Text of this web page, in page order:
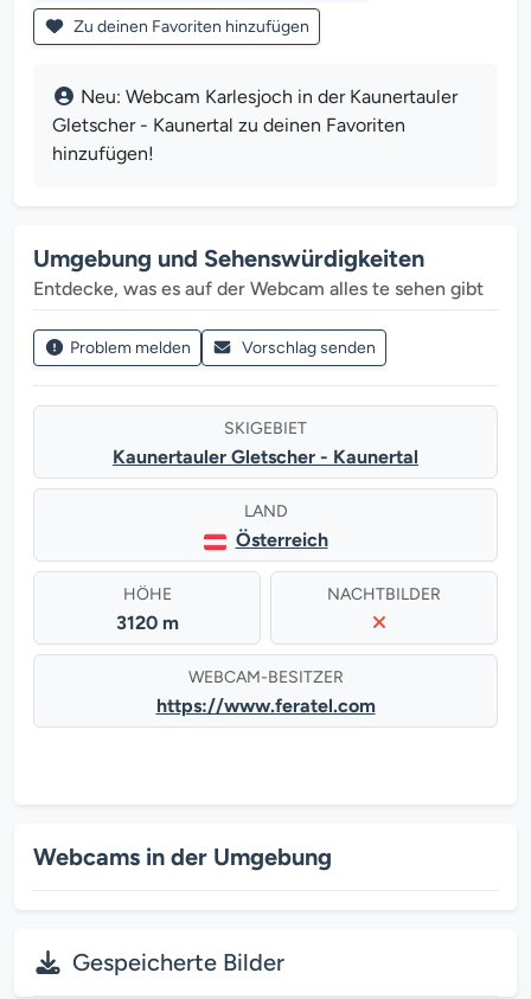
Zu deinen Favoriten hinzufügen
Neu: Webcam Karlesjoch in der Kaunertauler
Gletscher - Kaunertal zu deinen Favoriten
hinzufügen!
Umgebung und Sehenswürdigkeiten
Entdecke, was es auf der Webcam alles te sehen gibt
Problem melden Vorschlag senden
SKIGEBIET
Kaunertauler Gletscher - Kaunertal
LAND
Österreich
HÖHE
3120 m
NACHTBILDER
WEBCAM-BESITZER
https://www.feratel.com
Webcams in der Umgebung
Gespeicherte Bilder